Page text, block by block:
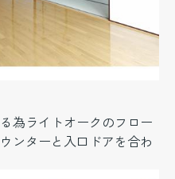
為ライトオークのフロー
ンターと入口ドアを合わ